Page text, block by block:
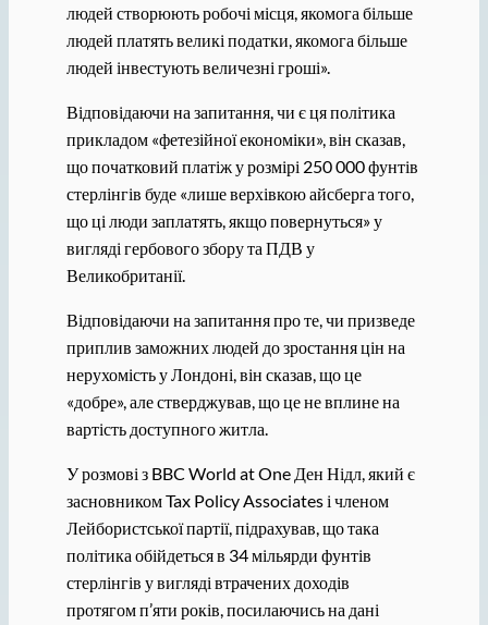
людей створюють робочі місця, якомога більше
людей платять великі податки, якомога більше
людей інвестують величезні гроші».
Відповідаючи на запитання, чи є ця політика
прикладом «фетезійної економіки», він сказав,
що початковий платіж у розмірі 250 000 фунтів
стерлінгів буде «лише верхівкою айсберга того,
що ці люди заплатять, якщо повернуться» у
вигляді гербового збору та ПДВ у
Великобританії.
Відповідаючи на запитання про те, чи призведе
приплив заможних людей до зростання цін на
нерухомість у Лондоні, він сказав, що це
«добре», але стверджував, що це не вплине на
вартість доступного житла.
У розмові з BBC World at One Ден Нідл, який є
засновником Tax Policy Associates і членом
Лейбористської партії, підрахував, що така
політика обійдеться в 34 мільярди фунтів
стерлінгів у вигляді втрачених доходів
протягом п’яти років, посилаючись на дані